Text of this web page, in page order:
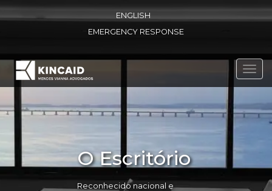
ENGLISH
EMERGENCY RESPONSE
O Escritório
Reconhecido nacional e